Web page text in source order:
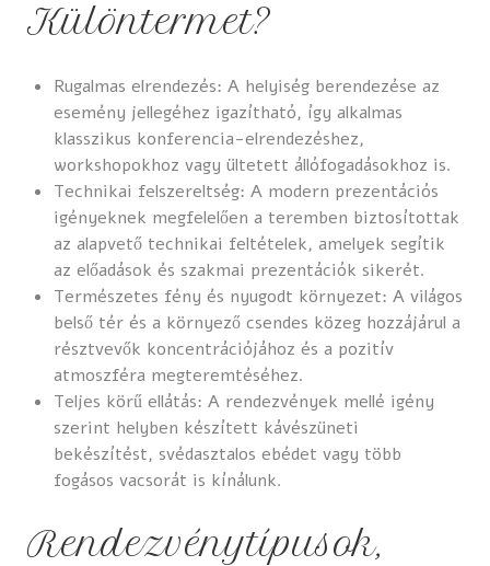
Különtermet?
Rugalmas elrendezés: A helyiség berendezése az
esemény jellegéhez igazítható, így alkalmas
klasszikus konferencia-elrendezéshez,
workshopokhoz vagy ültetett állófogadásokhoz is.
Technikai felszereltség: A modern prezentációs
igényeknek megfelelően a teremben biztosítottak
az alapvető technikai feltételek, amelyek segítik
az előadások és szakmai prezentációk sikerét.
Természetes fény és nyugodt környezet: A világos
belső tér és a környező csendes közeg hozzájárul a
résztvevők koncentrációjához és a pozitív
atmoszféra megteremtéséhez.
Teljes körű ellátás: A rendezvények mellé igény
szerint helyben készített kávészüneti
bekészítést, svédasztalos ebédet vagy több
fogásos vacsorát is kínálunk.
Rendezvénytípusok,